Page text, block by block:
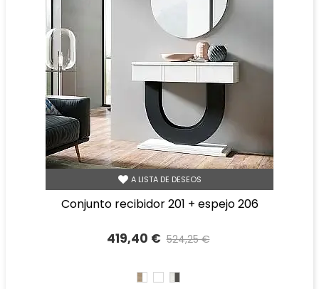
A LISTA DE DESEOS
conjunto recibidor 201 + espejo 206
419,40 € 524,25 €
CAMBRIAN/BLANCO
BLANCO
TIBET